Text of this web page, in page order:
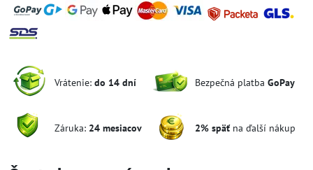
Vrátenie: do 14 dní Bezpečná platba GoPay
Záruka: 24 mesiacov 2% späťna ďalší nákup